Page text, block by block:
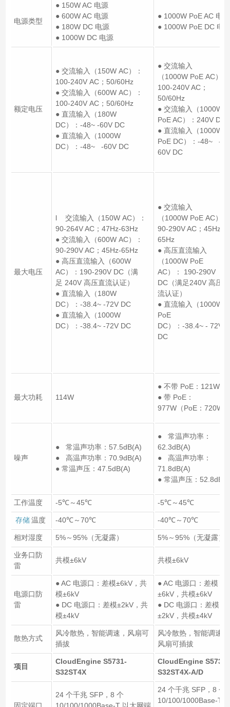
电源类型
● 150W AC 电源
● 600W AC 电源
● 180W DC 电源
● 1000W DC 电源
● 1000W PoE AC 电源
● 1000W PoE DC 电
额定电压
● 交流输入（150W AC）：
100-240V AC；50/60Hz
● 交流输入（600W AC）：
100-240V AC；50/60Hz
● 直流输入（180W
DC）：-48~ -60V DC
● 直流输入（1000W
DC）：-48~ -60V DC
● 交流输入
（1000W PoE AC）：
100-240V AC；
50/60Hz
● 交流输入（1000W
PoE AC）：240V DC
● 直流输入（1000W
PoE DC）：-48~ -
60V DC
最大电压
l 交流输入（150W AC）：
90-264V AC；47Hz-63Hz
● 交流输入（600W AC）：
90-290V AC；45Hz-65Hz
● 高压直流输入（600W
AC）：190-290V DC（满
足 240V 高压直流认证）
● 直流输入（180W
DC）：-38.4~ -72V DC
● 直流输入（1000W
DC）：-38.4~ -72V DC
● 交流输入
（1000W PoE AC）：
90-290V AC；45Hz-
65Hz
● 高压直流输入
（1000W PoE
AC）： 190-290V
DC（满足240V 高压直
流认证）
● 直流输入（1000W
PoE
DC）：-38.4~ - 72V
DC
最大功耗 114W
● 不带 PoE：121W
● 带 PoE：
977W（PoE：720W）
噪声
● 常温声功率：57.5dB(A)
● 高温声功率：70.9dB(A)
● 常温声压：47.5dB(A)
● 常温声功率：
62.3dB(A)
● 高温声功率：
71.8dB(A)
● 常温声压：
工作温度 -5℃～45℃ -5℃～45℃
存储 温度 -40℃～70℃ -40℃～70℃
相对湿度 5%～95%（无凝露） 5%～95%（无凝露）
业务口防
雷
共模±6kV 共模±6kV
电源口防
雷
● AC 电源口：差模±6kV，共
模±6kV
● DC 电源口：差模±2kV，共
模±4kV
● AC 电源口：差模
±6kV，共模±6kV
● DC 电源口：差模
±2kV，共模±4kV
散热方式
风冷散热，智能调速，风扇可
插拔
风冷散热，智能调速，
风扇可插拔
项目
CloudEngine S5731-
S32ST4X
CloudEngine S5731-
S32ST4X-A/D
固定端口
24 个千兆 SFP，8 个
10/100/1000Base-T 以太网端
24 个千兆 SFP，8 个
10/100/1000Base-T